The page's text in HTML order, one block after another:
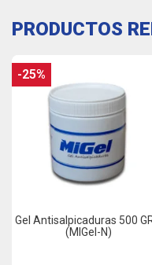
PRODUCTOS
Gel Antisalpicaduras 500
(MIGel-N)
-25%